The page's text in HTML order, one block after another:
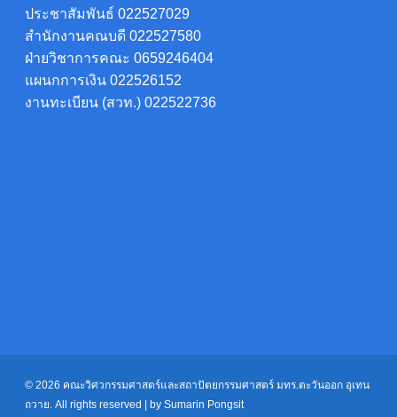
ประชาสัมพันธ์ 022527029
สำนักงานคณบดี 022527580
ฝ่ายวิชาการคณะ 0659246404
แผนกการเงิน 022526152
งานทะเบียน (สวท.) 022522736
© 2026 คณะวิศวกรรมศาสตร์และสถาปัตยกรรมศาสตร์ มทร.ตะวันออก อุเทน
ถวาย. All rights reserved | by Sumarin Pongsit